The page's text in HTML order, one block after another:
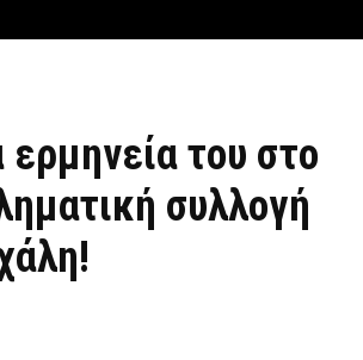
του στο
συλλογή